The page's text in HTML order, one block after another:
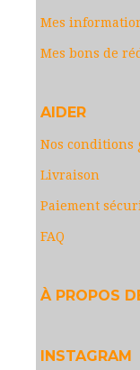
Mes
Mes bons de
AIDER
Nos conditions
Livraison
Paiement
FAQ
À PROPOS
INSTAGRAM